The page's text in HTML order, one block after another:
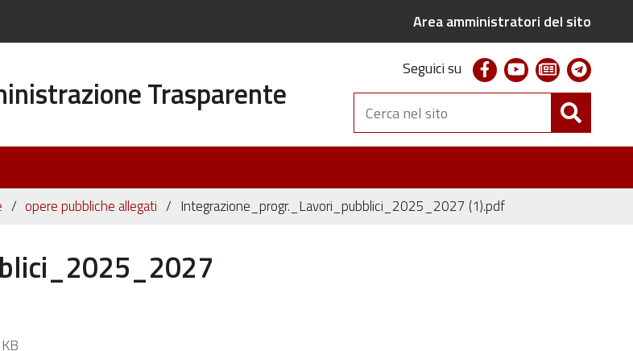
Area amministratori del sito
Trasparente
Seguici su facebookyoutubenewsletter
Cerca
nel
sito
opere pubbliche allegati Integrazione_progr._Lavori_pubblici_2025_2027 (1).pdf